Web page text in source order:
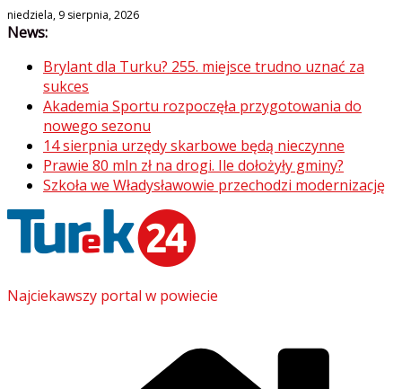
Skip
to
niedziela, 9 sierpnia, 2026
News:
Brylant dla Turku? 255. miejsce trudno uznać za
sukces
Akademia Sportu rozpoczęła przygotowania do
nowego sezonu
14 sierpnia urzędy skarbowe będą nieczynne
Prawie 80 mln zł na drogi. Ile dołożyły gminy?
Szkoła we Władysławowie przechodzi modernizację
Najciekawszy portal w powiecie